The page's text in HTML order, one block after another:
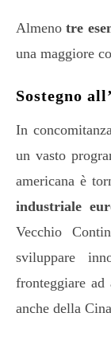
Almenotre
una maggiore
Sostegno
In
un vasto
americana è
industriale
Vecchio
sviluppare
fronteggiare
anche della